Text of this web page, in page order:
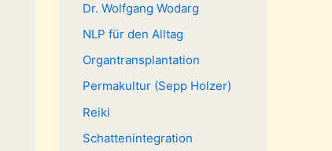
a
c
h
:
Dr. Wolfgang Wodarg
NLP für den Alltag
Organtransplantation
Permakultur (Sepp Holzer)
Reiki
Schattenintegration